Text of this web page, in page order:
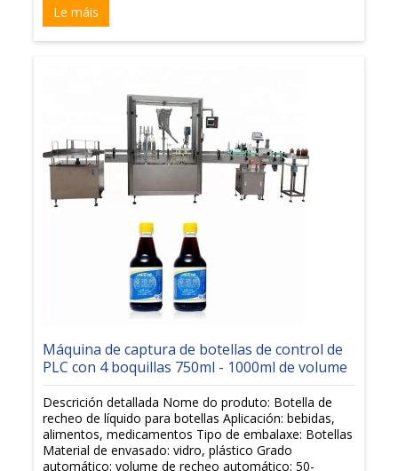
Le máis
Máquina de captura de botellas de control de
PLC con 4 boquillas 750ml - 1000ml de volume
Descrición detallada Nome do produto: Botella de
recheo de líquido para botellas Aplicación: bebidas,
alimentos, medicamentos Tipo de embalaxe: Botellas
Material de envasado: vidro, plástico Grado
automático: volume de recheo automático: 50-